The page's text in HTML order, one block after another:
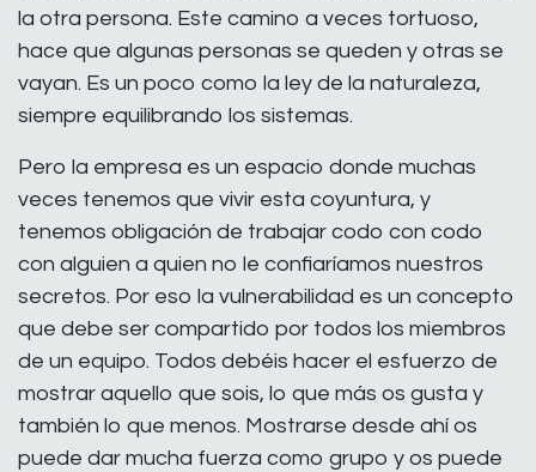
la otra persona. Este camino a veces tortuoso,
hace que algunas personas se queden y otras se
vayan. Es un poco como la ley de la naturaleza,
siempre equilibrando los sistemas.
Pero la empresa es un espacio donde muchas
veces tenemos que vivir esta coyuntura, y
tenemos obligación de trabajar codo con codo
con alguien a quien no le confiaríamos nuestros
secretos. Por eso la vulnerabilidad es un concepto
que debe ser compartido por todos los miembros
de un equipo. Todos debéis hacer el esfuerzo de
mostrar aquello que sois, lo que más os gusta y
también lo que menos. Mostrarse desde ahí os
puede dar mucha fuerza como grupo y os puede